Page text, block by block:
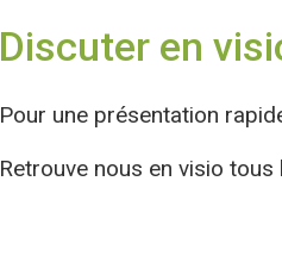
Discuter en
Pour une présentation
Retrouve nous en visio tous